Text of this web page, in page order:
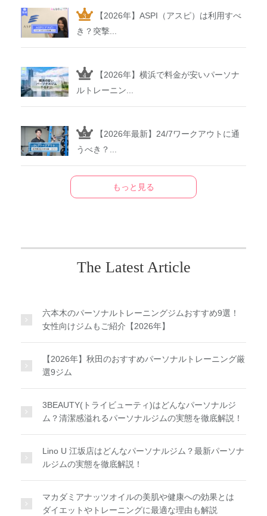
【2026年】ASPI（アスピ）は利用すべ
き？突撃...
【2026年】横浜で料金が安いパーソナ
ルトレーニン...
【2026年最新】24/7ワークアウトに通
うべき？...
もっと見る
The Latest Article
六本木のパーソナルトレーニングジムおすすめ9選！
女性向けジムもご紹介【2026年】
【2026年】秋田のおすすめパーソナルトレーニング厳
選9ジム
3BEAUTY(トライビューティ)はどんなパーソナルジ
ム？清潔感溢れるパーソナルジムの実態を徹底解説！
Lino U 江坂店はどんなパーソナルジム？最新パーソナ
ルジムの実態を徹底解説！
マカダミアナッツオイルの美肌や健康への効果とは
ダイエットやトレーニングに最適な理由も解説